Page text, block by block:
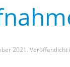
2021 . Veröffentlicht